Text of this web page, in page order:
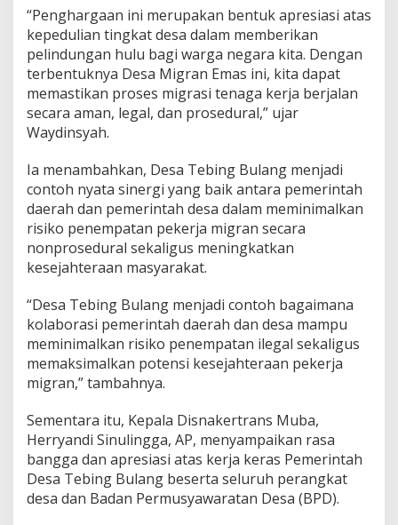
u
k
t
i
f
“Penghargaan ini merupakan bentuk apresiasi atas
kepedulian tingkat desa dalam memberikan
pelindungan hulu bagi warga negara kita. Dengan
terbentuknya Desa Migran Emas ini, kita dapat
memastikan proses migrasi tenaga kerja berjalan
secara aman, legal, dan prosedural,” ujar
Waydinsyah.
Ia menambahkan, Desa Tebing Bulang menjadi
contoh nyata sinergi yang baik antara pemerintah
daerah dan pemerintah desa dalam meminimalkan
risiko penempatan pekerja migran secara
nonprosedural sekaligus meningkatkan
kesejahteraan masyarakat.
“Desa Tebing Bulang menjadi contoh bagaimana
kolaborasi pemerintah daerah dan desa mampu
meminimalkan risiko penempatan ilegal sekaligus
memaksimalkan potensi kesejahteraan pekerja
migran,” tambahnya.
Sementara itu, Kepala Disnakertrans Muba,
Herryandi Sinulingga, AP, menyampaikan rasa
bangga dan apresiasi atas kerja keras Pemerintah
Desa Tebing Bulang beserta seluruh perangkat
desa dan Badan Permusyawaratan Desa (BPD).